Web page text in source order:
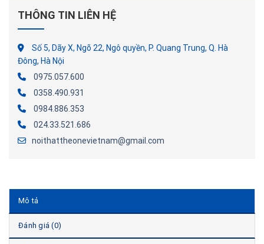
THÔNG TIN LIÊN HỆ
Số 5, Dãy X, Ngõ 22, Ngô quyền, P. Quang Trung, Q. Hà
Đông, Hà Nội
0975.057.600
0358.490.931
0984.886.353
024.33.521.686
noithattheonevietnam@gmail.com
Mô tả
Đánh giá (0)